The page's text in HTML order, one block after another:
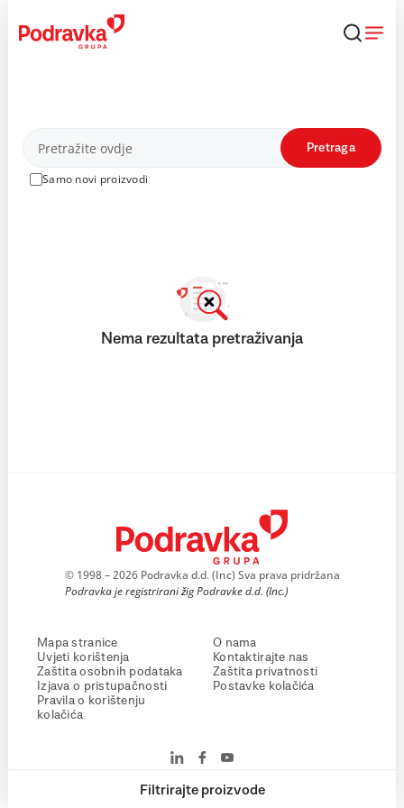
content
Proizvodi
Samo novi proizvodi
Pretraga
Filtrirajte proizvode
Nema rezultata pretraživanja
© 1998 – 2026 Podravka d.d. (Inc) Sva prava pridržana
Podravka je registrirani žig Podravke d.d. (Inc.)
Mapa stranice
Uvjeti korištenja
Zaštita osobnih podataka
Izjava o pristupačnosti
Pravila o korištenju
kolačića
O nama
Kontaktirajte nas
Zaštita privatnosti
Postavke kolačića